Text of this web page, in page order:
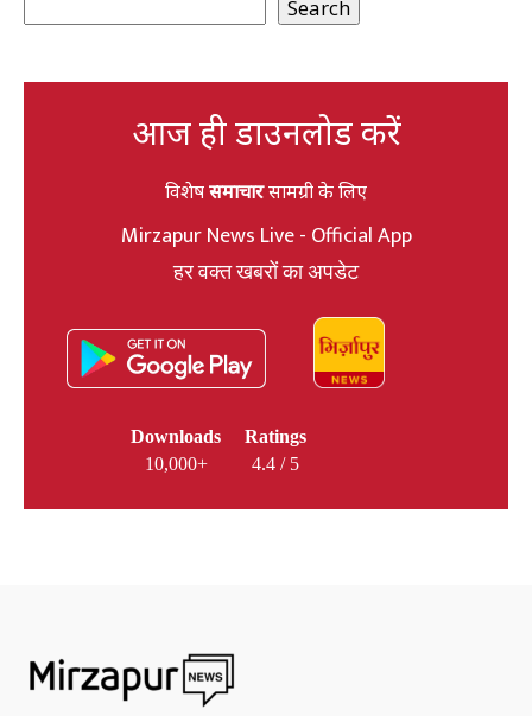
Search
आज ही डाउनलोड करें
विशेषसमाचारसामग्री के लिए
Mirzapur News Live - Official App
हर वक्त खबरों का अपडेट
Downloads
10,000+
Ratings
4.4 / 5